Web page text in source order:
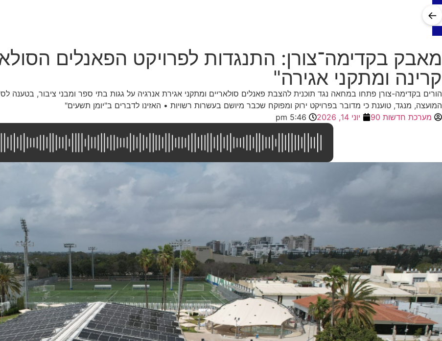
←
מאבק בקדימה־צורן: התנגדות לפרויקט הפאנלים
קרינה ומתקני אגירה"
הורים בקדימה-צורן פתחו במחאה נגד תוכנית להצבת פאנלים סולאריים ומתקני אגירת אנרגיה על גגות בתי ספר ומבני ציבור, בטענה
המועצה, מנגד, טוענת כי מדובר בפרויקט ירוק ומפוקח שכבר מיושם בעשרות רשויות • האזינו לדברים ב"יומן תשעים"
מערכת חדשות 90
יוני 14, 2026 5:46 pm